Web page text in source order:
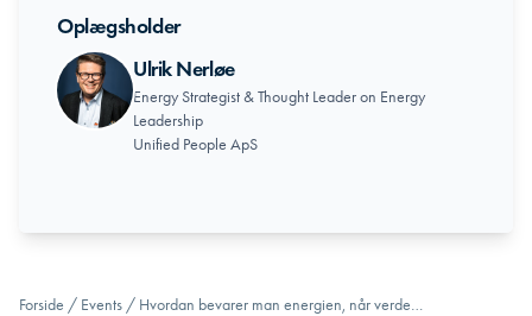
Oplægsholder
Ulrik Nerløe
Energy Strategist & Thought Leader on Energy
Leadership
Unified People ApS
Forside / Events / Hvordan bevarer man energien, når verde…